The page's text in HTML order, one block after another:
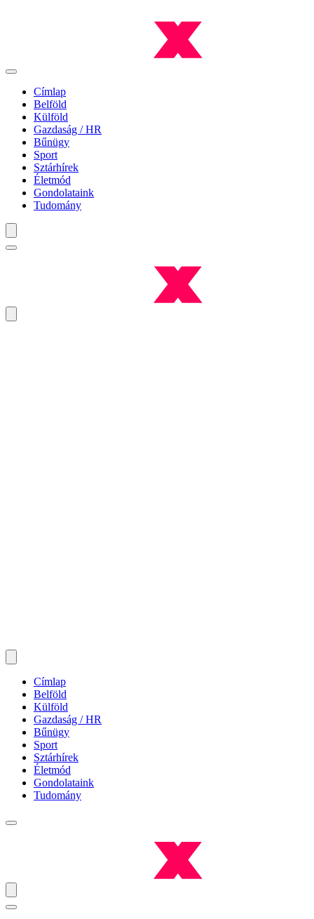
Címlap
Belföld
Külföld
Gazdaság / HR
Bűnügy
Sport
Sztárhírek
Életmód
Gondolataink
Tudomány
Címlap
Belföld
Külföld
Gazdaság / HR
Bűnügy
Sport
Sztárhírek
Életmód
Gondolataink
Tudomány